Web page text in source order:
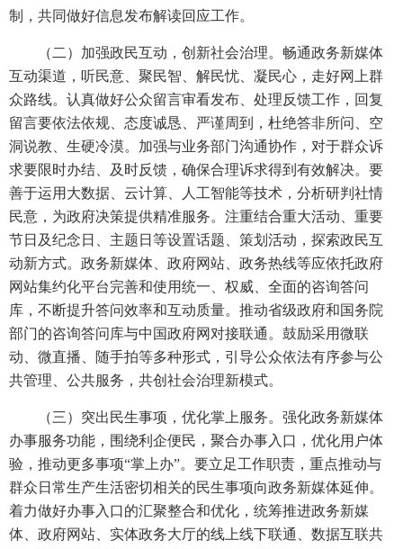
制，共同做好信息发布解读回应工作。
（二）加强政民互动，创新社会治理。畅通政务新媒体
互动渠道，听民意、聚民智、解民忧、凝民心，走好网上群
众路线。认真做好公众留言审看发布、处理反馈工作，回复
留言要依法依规、态度诚恳、严谨周到，杜绝答非所问、空
洞说教、生硬冷漠。加强与业务部门沟通协作，对于群众诉
求要限时办结、及时反馈，确保合理诉求得到有效解决。要
善于运用大数据、云计算、人工智能等技术，分析研判社情
民意，为政府决策提供精准服务。注重结合重大活动、重要
节日及纪念日、主题日等设置话题、策划活动，探索政民互
动新方式。政务新媒体、政府网站、政务热线等应依托政府
网站集约化平台完善和使用统一、权威、全面的咨询答问
库，不断提升答问效率和互动质量。推动省级政府和国务院
部门的咨询答问库与中国政府网对接联通。鼓励采用微联
动、微直播、随手拍等多种形式，引导公众依法有序参与公
共管理、公共服务，共创社会治理新模式。
（三）突出民生事项，优化掌上服务。强化政务新媒体
办事服务功能，围绕利企便民，聚合办事入口，优化用户体
验，推动更多事项“掌上办”。要立足工作职责，重点推动与
群众日常生产生活密切相关的民生事项向政务新媒体延伸。
着力做好办事入口的汇聚整合和优化，统筹推进政务新媒
体、政府网站、实体政务大厅的线上线下联通、数据互联共